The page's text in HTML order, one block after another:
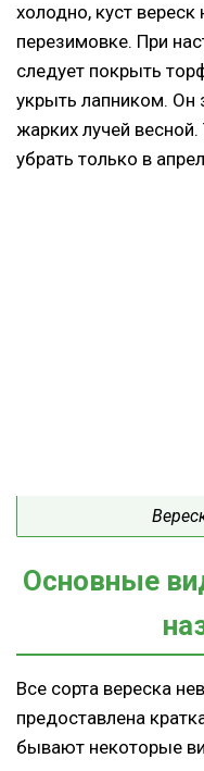
холодно, куст
перезимовке. При
следует покрыть
укрыть лапником. Он
жарких лучей
убрать только в
Основные
Все сорта вереска
предоставлена
бывают некоторые